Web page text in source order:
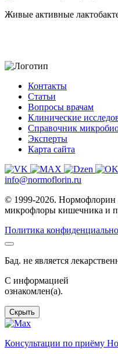
Живые активные
Контакты
Статьи
Вопросы врачам
Клинические
Справочник
Эксперты
Карта сайта
info@normoflorin.ru
© 1999-2026. Нормофлорин
микрофлоры кишечника и
Политика
Бад. не является
C информацией
ознакомлен(а).
Скрыть
Консультации по приёму